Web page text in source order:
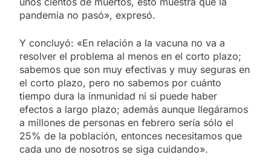
pandemia no pasó», expresó.
Y concluyó: «En relación a la vacuna no va a
resolver el problema al menos en el corto plazo;
sabemos que son muy efectivas y muy seguras en
el corto plazo, pero no sabemos por cuánto
tiempo dura la inmunidad ni si puede haber
efectos a largo plazo; además aunque llegáramos
a millones de personas en febrero sería sólo el
25% de la población, entonces necesitamos que
cada uno de nosotros se siga cuidando».